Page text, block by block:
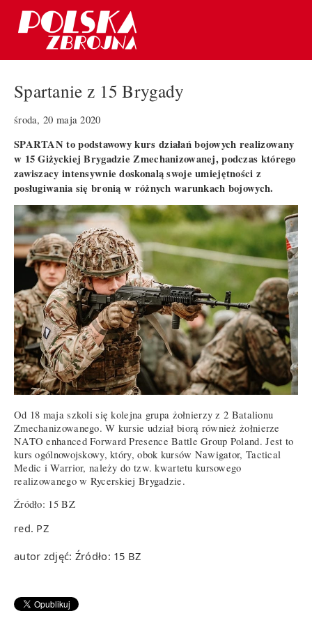
Spartanie z 15 Brygady
środa, 20 maja 2020
SPARTAN to podstawowy kurs działań bojowych realizowany
w 15 Giżyckiej Brygadzie Zmechanizowanej, podczas którego
zawiszacy intensywnie doskonalą swoje umiejętności z
posługiwania się bronią w różnych warunkach bojowych.
Od 18 maja szkoli się kolejna grupa żołnierzy z 2 Batalionu
Zmechanizowanego. W kursie udział biorą również żołnierze
NATO enhanced Forward Presence Battle Group Poland. Jest to
kurs ogólnowojskowy, który, obok kursów Nawigator, Tactical
Medic i Warrior, należy do tzw. kwartetu kursowego
realizowanego w Rycerskiej Brygadzie.
Źródło: 15 BZ
red. PZ
autor zdjęć: Źródło: 15 BZ